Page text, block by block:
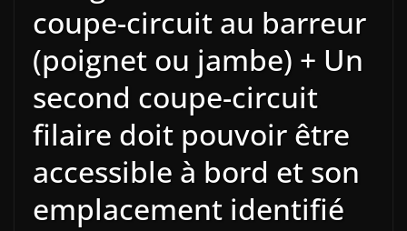
coupe-circuit au barreur
(poignet ou jambe) + Un
second coupe-circuit
filaire doit pouvoir être
accessible à bord et son
emplacement identifié